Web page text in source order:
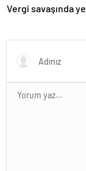
Vergi savaşında